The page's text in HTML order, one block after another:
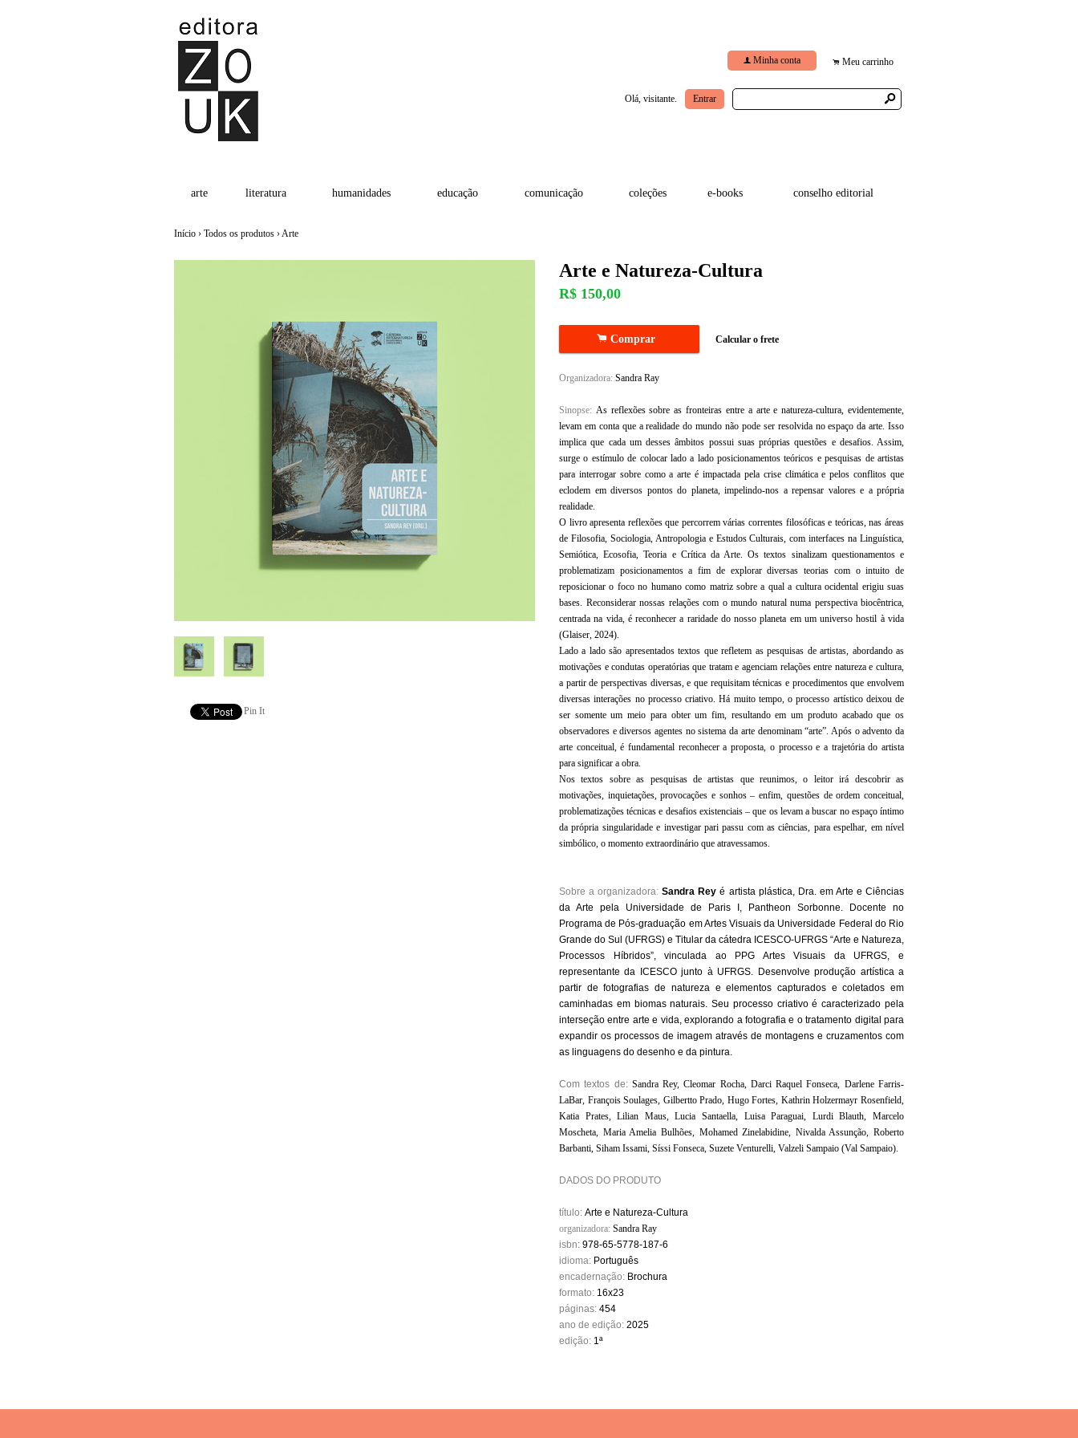
f Minha conta . Meu carrinho
Olá, visitante. Entrar s
arte literatura humanidades educação comunicação coleções e-books conselho editorial
Início › Todos os produtos ›Arte
Pin It
Arte e Natureza-Cultura
R$ 150,00
. Comprar Calcular o frete
Organizadora: Sandra Ray
Sinopse: As reflexões sobre as fronteiras entre a arte e natureza-cultura, evidentemente,
levam em conta que a realidade do mundo não pode ser resolvida no espaço da arte. Isso
implica que cada um desses âmbitos possui suas próprias questões e desafios. Assim,
surge o estímulo de colocar lado a lado posicionamentos teóricos e pesquisas de artistas
para interrogar sobre como a arte é impactada pela crise climática e pelos conflitos que
eclodem em diversos pontos do planeta, impelindo-nos a repensar valores e a própria
realidade.
O livro apresenta reflexões que percorrem várias correntes filosóficas e teóricas, nas áreas
de Filosofia, Sociologia, Antropologia e Estudos Culturais, com interfaces na Linguística,
Semiótica, Ecosofia, Teoria e Crítica da Arte. Os textos sinalizam questionamentos e
problematizam posicionamentos a fim de explorar diversas teorias com o intuito de
reposicionar o foco no humano como matriz sobre a qual a cultura ocidental erigiu suas
bases. Reconsiderar nossas relações com o mundo natural numa perspectiva biocêntrica,
centrada na vida, é reconhecer a raridade do nosso planeta em um universo hostil à vida
(Glaiser, 2024).
Lado a lado são apresentados textos que refletem as pesquisas de artistas, abordando as
motivações e condutas operatórias que tratam e agenciam relações entre natureza e cultura,
a partir de perspectivas diversas, e que requisitam técnicas e procedimentos que envolvem
diversas interações no processo criativo. Há muito tempo, o processo artístico deixou de
ser somente um meio para obter um fim, resultando em um produto acabado que os
observadores e diversos agentes no sistema da arte denominam “arte”. Após o advento da
arte conceitual, é fundamental reconhecer a proposta, o processo e a trajetória do artista
para significar a obra.
Nos textos sobre as pesquisas de artistas que reunimos, o leitor irá descobrir as
motivações, inquietações, provocações e sonhos – enfim, questões de ordem conceitual,
problematizações técnicas e desafios existenciais – que os levam a buscar no espaço íntimo
da própria singularidade e investigar pari passu com as ciências, para espelhar, em nível
simbólico, o momento extraordinário que atravessamos.
Sobre a organizadora:Sandra Rey é artista plástica, Dra. em Arte e Ciências
da Arte pela Universidade de Paris I, Pantheon Sorbonne. Docente no
Programa de Pós-graduação em Artes Visuais da Universidade Federal do Rio
Grande do Sul (UFRGS) e Titular da cátedra ICESCO-UFRGS “Arte e Natureza,
Processos Híbridos”, vinculada ao PPG Artes Visuais da UFRGS, e
representante da ICESCO junto à UFRGS. Desenvolve produção artística a
partir de fotografias de natureza e elementos capturados e coletados em
caminhadas em biomas naturais. Seu processo criativo é caracterizado pela
interseção entre arte e vida, explorando a fotografia e o tratamento digital para
expandir os processos de imagem através de montagens e cruzamentos com
as linguagens do desenho e da pintura.
Com textos de: Sandra Rey, Cleomar Rocha, Darci Raquel Fonseca, Darlene Farris-
LaBar, François Soulages, Gilbertto Prado, Hugo Fortes, Kathrin Holzermayr Rosenfield,
Katia Prates, Lilian Maus, Lucia Santaella, Luisa Paraguai, Lurdi Blauth, Marcelo
Moscheta, Maria Amelia Bulhões, Mohamed Zinelabidine, Nivalda Assunção, Roberto
Barbanti, Siham Issami, Síssi Fonseca, Suzete Venturelli, Valzeli Sampaio (Val Sampaio).
DADOS DO PRODUTO
título: Arte e Natureza-Cultura
organizadora: Sandra Ray
isbn: 978-65-5778-187-6
idioma: Português
encadernação: Brochura
formato: 16x23
páginas: 454
ano de edição: 2025
edição: 1ª